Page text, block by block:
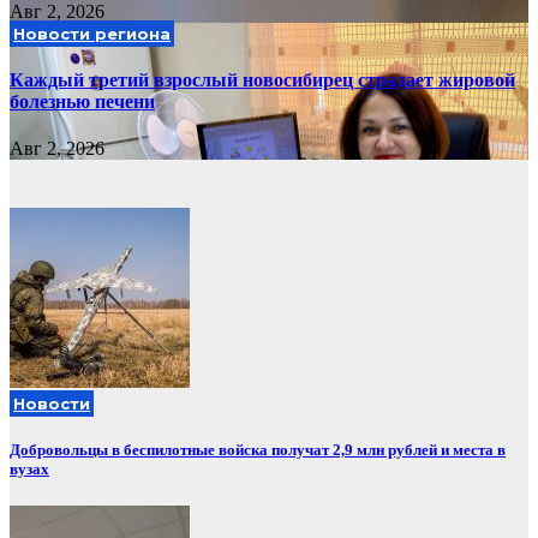
Авг 2, 2026
Новости региона
Каждый третий взрослый новосибирец страдает жировой
болезнью печени
Авг 2, 2026
Новости
Добровольцы в беспилотные войска получат 2,9 млн рублей и места в
вузах